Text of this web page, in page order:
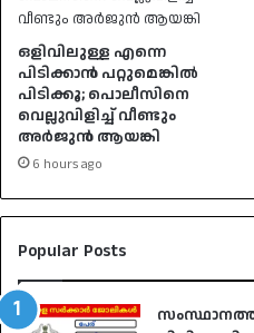
ഒളിവിലുള്ള എന്നെ
പിടിക്കാൻ പറ്റുമെങ്കിൽ
പിടിക്കൂ; പൊലീസിനെ
വെല്ലുവിളിച്ച് വീണ്ടും
അർജുൻ ആയങ്കി
6 hours ago
Popular Posts
സംസ്ഥാനത്ത്